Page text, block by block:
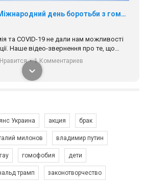
17 травня IDAHO. Міжнародний день боротьби з гомофобією трансфобією і біфобія.
та COVІD-19 не дали нам можливості
Наше відео-звернення про те, що
містах та не можемо зустрінеться, ми
всіх хто поділяє цінності рівності та
до нас. Регіональні підрозділи
гучніше!
• 1 Комментариев
Украина акция брак
милонов владимир путин
гау гомофобия дети
трамп законотворчество